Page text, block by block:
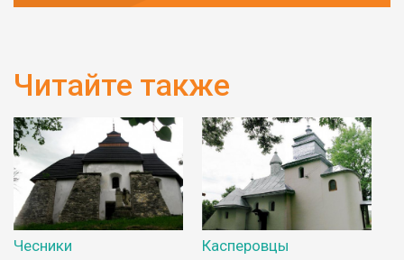
Читайте также
Чесники Касперовцы